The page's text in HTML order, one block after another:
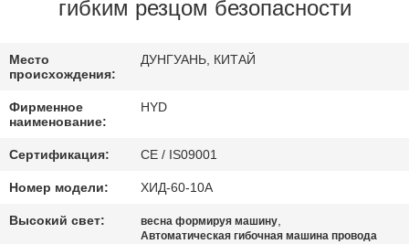
КАЧЕСТВА
СВЯЖИТЕСЬ
МЫ
НОВОСТИ
СПРОСИТЕ
гибким резцом безопасности
Место
происхождения:
ДУНГУАНЬ, КИТАЙ
Фирменное
наименование:
HYD
Сертификация: CE / IS09001
Номер модели: ХИД-60-10А
Высокий свет: весна формируя машину,
Автоматическая гибочная машина провода